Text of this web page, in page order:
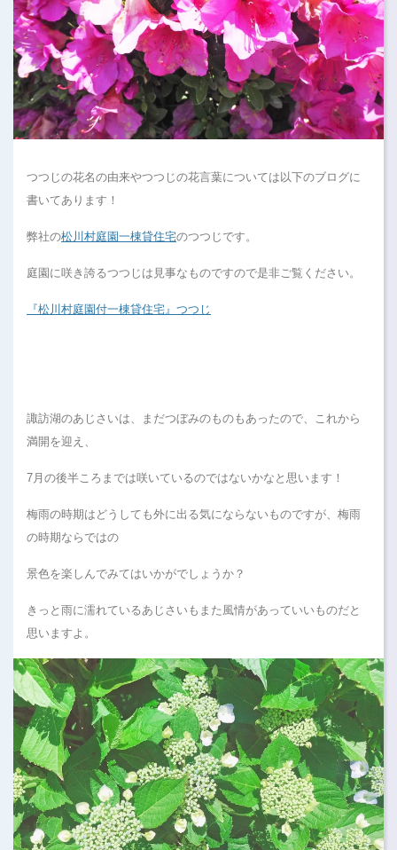
つつじの花名の由来やつつじの花言葉については以下のブログに
書いてあります！
弊社の松川村庭園一棟貸住宅のつつじです。
庭園に咲き誇るつつじは見事なものですので是非ご覧ください。
『松川村庭園付一棟貸住宅』つつじ
諏訪湖のあじさいは、まだつぼみのものもあったので、これから
満開を迎え、
7月の後半ころまでは咲いているのではないかなと思います！
梅雨の時期はどうしても外に出る気にならないものですが、梅雨
の時期ならではの
景色を楽しんでみてはいかがでしょうか？
きっと雨に濡れているあじさいもまた風情があっていいものだと
思いますよ。